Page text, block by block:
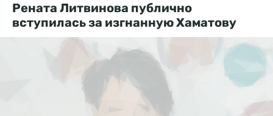
Рената Литвинова публично
вступилась за изгнанную Хаматову